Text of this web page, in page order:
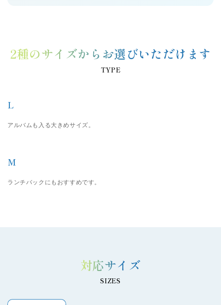
2種のサイズからお選びいただけます
TYPE
L
アルバムも入る大きめサイズ。
M
ランチバックにもおすすめです。
対応サイズ
SIZES